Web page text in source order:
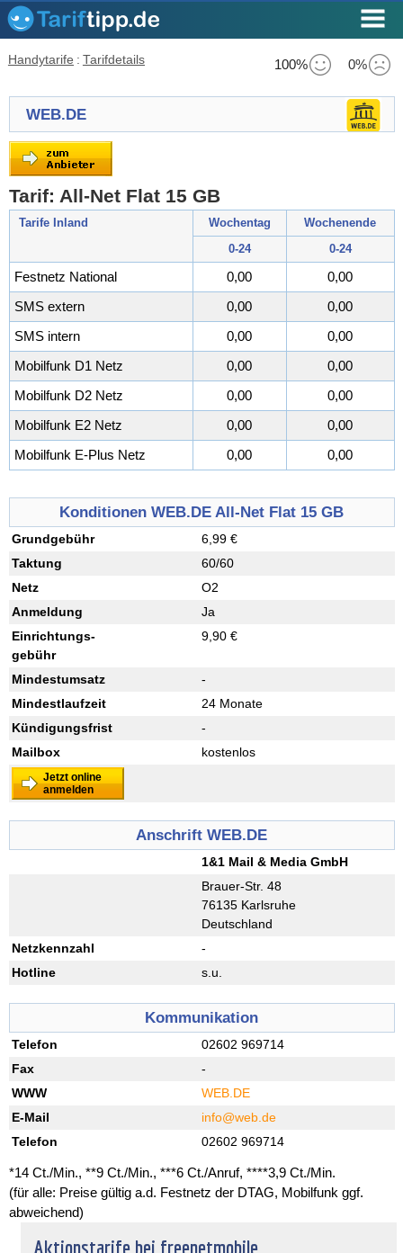
100% 0%
Handytarife : Tarifdetails
WEB.DE
Tarif: All-Net Flat 15 GB
Tarife Inland Wochentag Wochenende
0-24 0-24
Festnetz National 0,00
0,00
SMS extern
0,00
0,00
SMS intern
0,00
0,00
Mobilfunk D1 Netz
0,00
0,00
Mobilfunk D2 Netz
0,00
0,00
Mobilfunk E2 Netz
0,00
0,00
Mobilfunk E-Plus Netz
0,00 0,00
Konditionen WEB.DE All-Net Flat 15 GB
Grundgebühr
6,99 €
Taktung
60/60
Netz
O2
Anmeldung
Ja
Einrichtungs-
gebühr
9,90 €
Mindestumsatz
-
Mindestlaufzeit
24 Monate
Kündigungsfrist
-
Mailbox
kostenlos
Jetzt online
anmelden
Anschrift WEB.DE
1&1 Mail & Media GmbH
Brauer-Str. 48
76135 Karlsruhe
Deutschland
Netzkennzahl
-
Hotline
s.u.
Kommunikation
Telefon
02602 969714
Fax
-
WWW
WEB.DE
E-Mail
info@web.de
Telefon
02602 969714
*14 Ct./Min., **9 Ct./Min., ***6 Ct./Anruf, ****3,9 Ct./Min.
(für alle: Preise gültig a.d. Festnetz der DTAG, Mobilfunk ggf.
abweichend)
Aktionstarife bei freenetmobile